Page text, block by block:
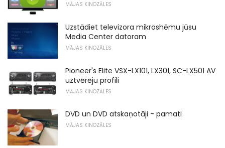
MĀJAS KINOZĀLES
Uzstādiet televizora mikroshēmu jūsu
Media Center datoram
MĀJAS KINOZĀLES
Pioneer's Elite VSX-LX101, LX301, SC-LX501 AV
uztvērēju profili
MĀJAS KINOZĀLES
DVD un DVD atskaņotāji - pamati
MĀJAS KINOZĀLES